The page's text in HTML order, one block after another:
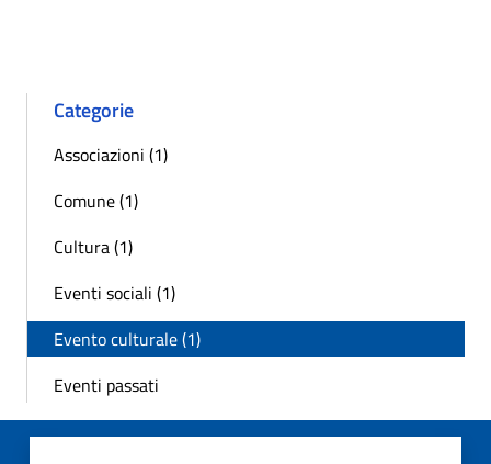
Categorie
Associazioni (1)
Comune (1)
Cultura (1)
Eventi sociali (1)
Evento culturale (1)
Eventi passati